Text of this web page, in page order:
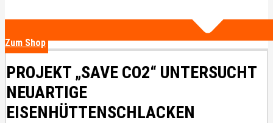
Zum Shop
PROJEKT „SAVE CO2“ UNTERSUCHT
NEUARTIGE
EISENHÜTTENSCHLACKEN